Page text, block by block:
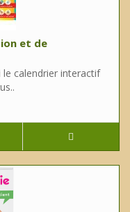
et de
calendrier interactif